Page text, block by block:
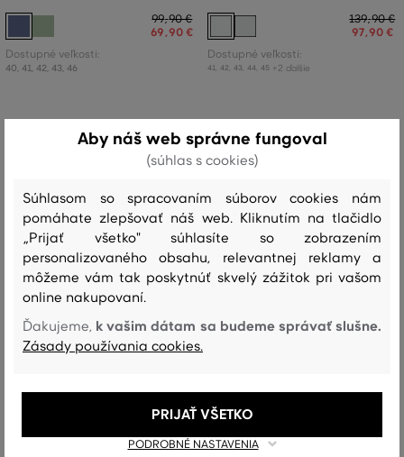
99,90 €
69,90 €
Dostupné veľkosti:
40, 41, 42, 43, 46
139,90 €
97,90 €
Dostupné veľkosti:
41, 42 43 44 45 +2 ďalšie
TENISKY GANT JOREE TENISKY GANT BEVINDA
Aby náš web správne fungoval
(súhlas s cookies)
Súhlasom so spracovaním súborov cookies nám
pomáhate zlepšovať náš web. Kliknutím na tlačidlo
„Prijať všetko" súhlasíte so zobrazením
personalizovaného obsahu, relevantnej reklamy a
môžeme vám tak poskytnúť skvelý zážitok pri vašom
online nakupovaní.
Ďakujeme, k vašim dátam sa budeme správať slušne.
Zásady používania cookies.
PODROBNÉ NASTAVENIA
PRIJAŤ VŠETKO